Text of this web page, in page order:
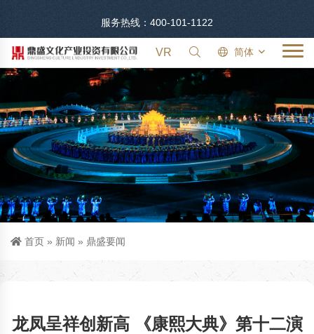
服务热线：400-101-1122
VR 简体
首页 » 新闻 » 鼎盛要闻
龙凤呈祥创新高 《康熙大典》第十二演